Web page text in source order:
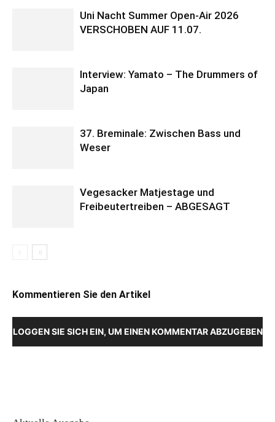
Uni Nacht Summer Open-Air 2026
VERSCHOBEN AUF 11.07.
Interview: Yamato – The Drummers of
Japan
37. Breminale: Zwischen Bass und
Weser
Vegesacker Matjestage und
Freibeutertreiben – ABGESAGT
Kommentieren Sie den Artikel
LOGGEN SIE SICH EIN, UM EINEN KOMMENTAR ABZUGEBEN